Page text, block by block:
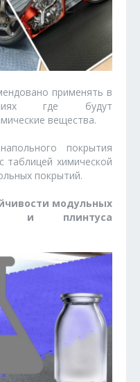
применять в
где будут
вещества.
покрытия
таблицей химической
покрытий.
модульных
и плинтуса